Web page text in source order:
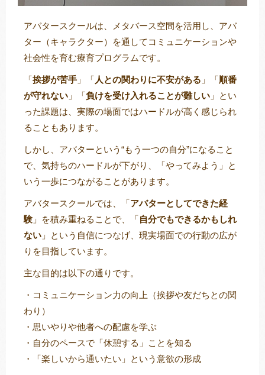
アバタースクールは、メタバース空間を活用し、アバ
ター（キャラクター）を通してコミュニケーションや
社会性を育む療育プログラムです。
「挨拶が苦手 」「 人との関わりに不安がある 」「順番
が守れない 」「負けを受け入れることが難しい 」とい
った課題は、実際の場面ではハードルが高く感じられ
ることもあります。
しかし、アバターという“もう一つの自分”になること
で、気持ちのハードルが下がり、「やってみよう」と
いう一歩につながることがあります。
アバタースクールでは、「アバターとしてできた経
験」を積み重ねることで、「自分でもできるかもしれ
ない 」という自信につなげ、現実場面での行動の広が
りを目指しています。
主な目的は以下の通りです。
・コミュニケーション力の向上（挨拶や友だちとの関
わり）
・思いやりや他者への配慮を学ぶ
・自分のペースで「休憩する」ことを知る
・「楽しいから通いたい」という意欲の形成